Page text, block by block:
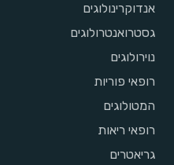
אנדוקרינולוגים
גסטרואנטרולוגים
נוירולוגים
רופאי פוריות
המטולוגים
רופאי ריאות
גריאטרים